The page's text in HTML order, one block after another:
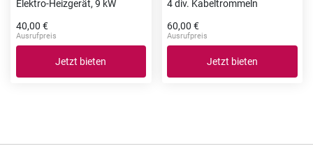
Elektro-Heizgerät, 9 kW
40,00 €
Ausrufpreis
Jetzt bieten
4 div. Kabeltrommeln
60,00 €
Ausrufpreis
Jetzt bieten